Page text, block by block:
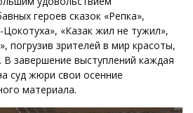
героев сказок «Репка»,
«Казак жил не тужил»,
погрузив зрителей в мир красоты,
завершение выступлений каждая
суд жюри свои осенние
материала.